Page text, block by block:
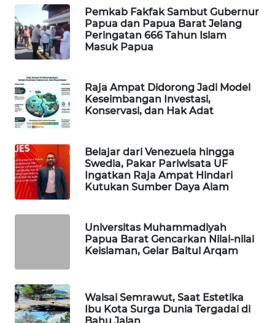
Pemkab Fakfak Sambut Gubernur
Papua dan Papua Barat Jelang
Peringatan 666 Tahun Islam
Masuk Papua
Raja Ampat Didorong Jadi Model
Keseimbangan Investasi,
Konservasi, dan Hak Adat
Belajar dari Venezuela hingga
Swedia, Pakar Pariwisata UF
Ingatkan Raja Ampat Hindari
Kutukan Sumber Daya Alam
Universitas Muhammadiyah
Papua Barat Gencarkan Nilai-nilai
Keislaman, Gelar Baitul Arqam
Waisai Semrawut, Saat Estetika
Ibu Kota Surga Dunia Tergadai di
WAHANANEWS
NET
WAHANA
UMKM
WAHANA
SELEB
OTOMOTIF
WAHANA
HEALTH